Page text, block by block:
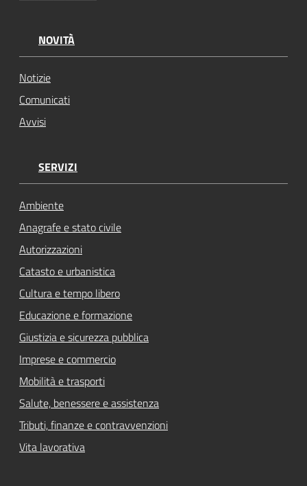
NOVITÀ
Notizie
Comunicati
Avvisi
SERVIZI
Ambiente
Anagrafe e stato civile
Autorizzazioni
Catasto e urbanistica
Cultura e tempo libero
Educazione e formazione
Giustizia e sicurezza pubblica
Imprese e commercio
Mobilità e trasporti
Salute, benessere e assistenza
Tributi, finanze e contravvenzioni
Vita lavorativa